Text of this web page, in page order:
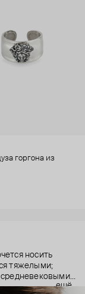
горгона из
носить
тяжелыми;
средневековыми
GOTI строитсяещё